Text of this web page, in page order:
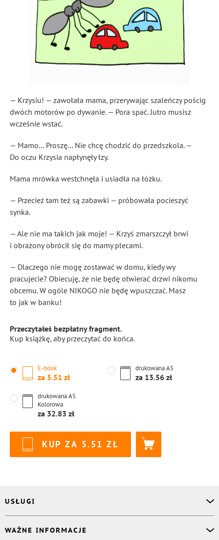
— Krzysiu! — zawołała mama, przerywając szaleńczy pościg
dwóch motorów po dywanie. — Pora spać. Jutro musisz
wcześnie wstać.
— Mamo… Proszę… Nie chcę chodzić do przedszkola. —
Do oczu Krzysia napłynęły łzy.
Mama mrówka westchnęła i usiadła na łóżku.
— Przecież tam też są zabawki — próbowała pocieszyć
synka.
— Ale nie ma takich jak moje! — Krzyś zmarszczył brwi
i obrażony obrócił się do mamy plecami.
— Dlaczego nie mogę zostawać w domu, kiedy wy
pracujecie? Obiecuję, że nie będę otwierać drzwi nikomu
obcemu. W ogóle NIKOGO nie będę wpuszczać. Masz
to jak w banku!
Przeczytałeś bezpłatny fragment.
Kup książkę, aby przeczytać do końca.
E-book
za 5.51
drukowanaA5
za 13.56
drukowanaA5
Kolorowa
za 32.83
KUP ZA 5.51
USŁUGI
Korektor
WAŻNE INFORMACJE